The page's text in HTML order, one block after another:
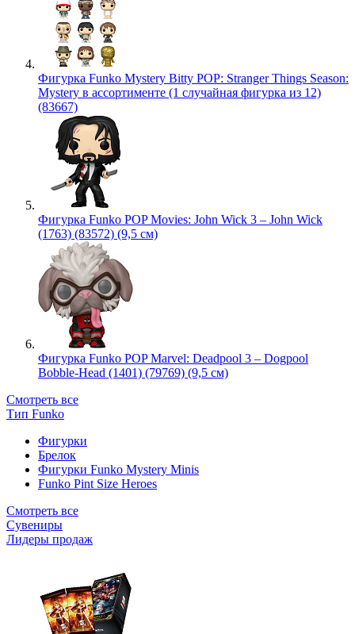
Фигурка Funko Mystery Bitty POP: Stranger Things Season:
Mystery в ассортименте (1 случайная фигурка из 12)
(83667)
Фигурка Funko POP Movies: John Wick 3 – John Wick
(1763) (83572) (9,5 см)
Фигурка Funko POP Marvel: Deadpool 3 – Dogpool
Bobble-Head (1401) (79769) (9,5 см)
Смотреть все
Тип Funko
Фигурки
Брелок
Фигурки Funko Mystery Minis
Funko Pint Size Heroes
Смотреть все
Сувениры
Лидеры продаж